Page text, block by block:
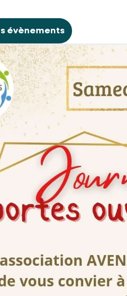
évènements